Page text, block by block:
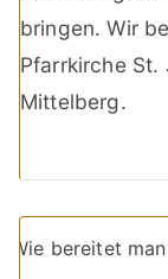
bringen. Wir
Pfarrkirche St.
Mittelberg.